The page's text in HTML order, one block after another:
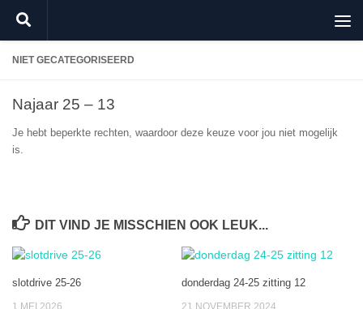
Doorgaan naar inhoud
NIET GECATEGORISEERD
Najaar 25 – 13
Je hebt beperkte rechten, waardoor deze keuze voor jou niet mogelijk
is.
DIT VIND JE MISSCHIEN OOK LEUK...
slotdrive 25-26
1 MEI 2026
donderdag 24-25 zitting 12
21 NOVEMBER 2024